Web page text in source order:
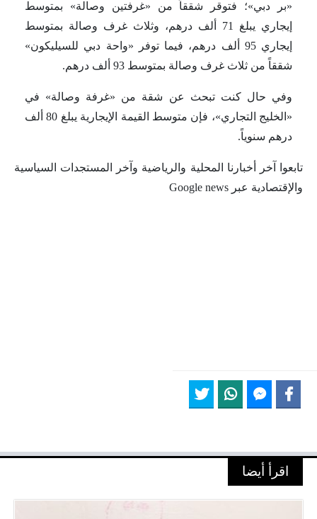
«بر دبي»؛ فتوقر شققاً من «غرفتين وصالة» بمتوسط
إيجاري يبلغ 71 ألف درهم، وثلاث غرف وصالة بمتوسط
إيجاري 95 ألف درهم، فيما توفر «واحة دبي للسيليكون»
شققاً من ثلاث غرف وصالة بمتوسط 93 ألف درهم.
وفي حال كنت تبحث عن شقة من «غرفة وصالة» في
«الخليج التجاري»، فإن متوسط القيمة الإيجارية يبلغ 80 ألف
درهم سنوياً.
تابعوا آخر أخبارنا المحلية والرياضية وآخر المستجدات السياسية
والإقتصادية عبر Google news
اقرأ أيضا